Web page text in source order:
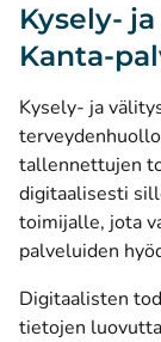
Kysely-
Kanta-
Kysely- ja
tallennettujen
digitaalisesti
toimijalle, jota
palveluiden
Digitaalisten
tietojen